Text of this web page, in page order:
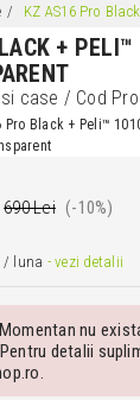
KZ AS16 Pro
+ PELI™
case / Cod
690 Lei (-10%)
/ luna - vezi detalii
Momentan nu
detalii